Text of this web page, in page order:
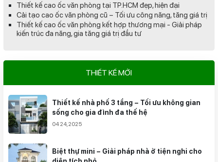
Thiết kế cao ốc văn phòng tại TP.HCM đẹp, hiện đại
Cải tạo cao ốc văn phòng cũ – Tối ưu công năng, tăng giá trị
Thiết kế cao ốc văn phòng kết hợp thương mại - Giải pháp
kiến trúc đa năng, gia tăng giá trị đầu tư
THIẾT KẾ MỚI
Thiết kế nhà phố 3 tầng – Tối ưu không gian
sống cho gia đình đa thế hệ
04 24,2025
Biệt thự mini – Giải pháp nhà ở tiện nghi cho